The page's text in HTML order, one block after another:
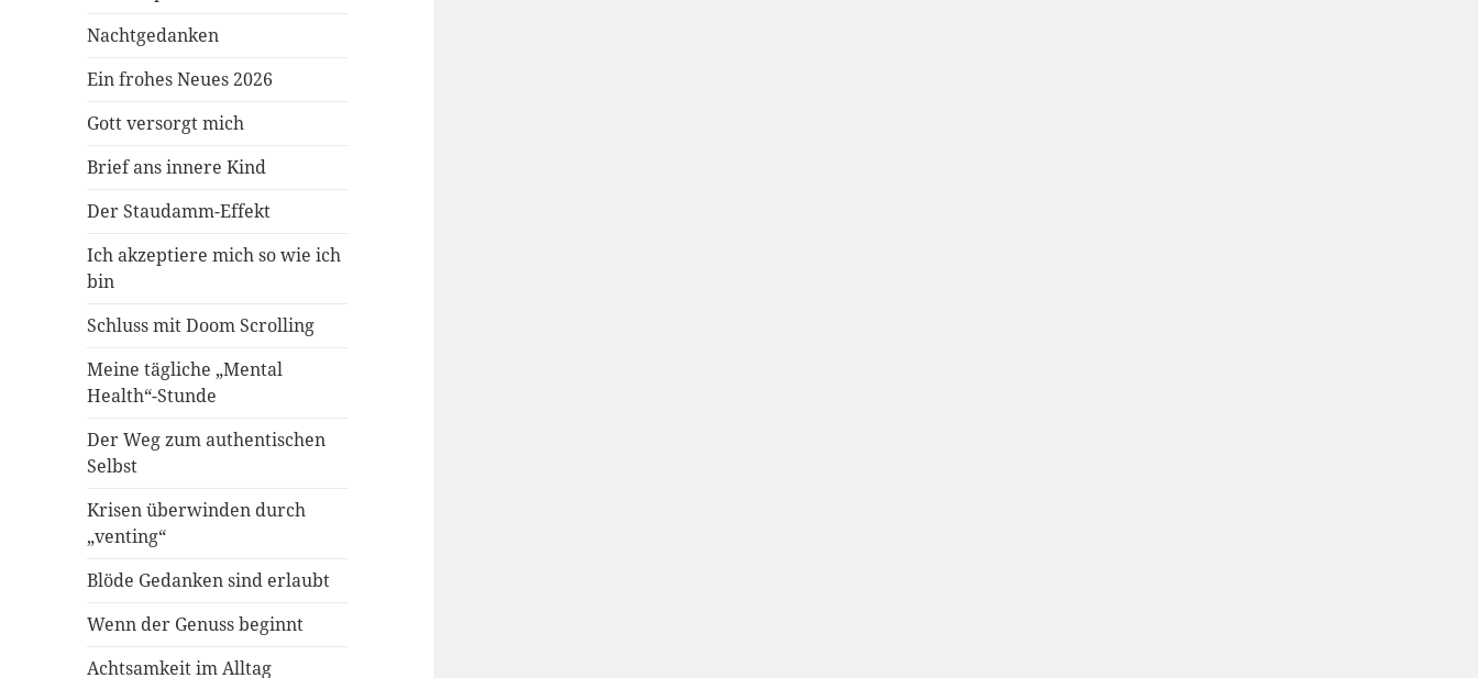
Nachtgedanken
Ein frohes Neues 2026
Gott versorgt mich
Brief ans innere Kind
Der Staudamm-Effekt
Ich akzeptiere mich so wie ich
bin
Schluss mit Doom Scrolling
Meine tägliche „Mental
Health“-Stunde
Der Weg zum authentischen
Selbst
Krisen überwinden durch
„venting“
Blöde Gedanken sind erlaubt
Wenn der Genuss beginnt
Achtsamkeit im Alltag